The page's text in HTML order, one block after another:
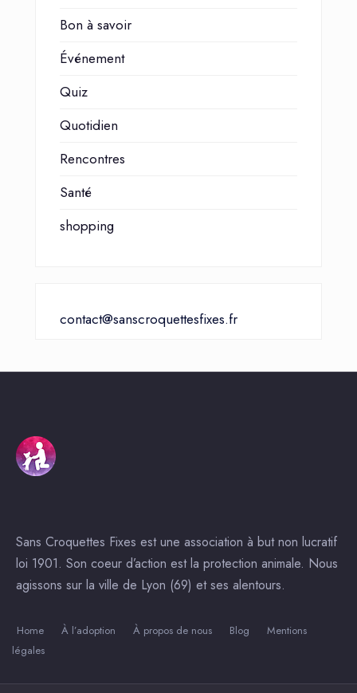
Bon à savoir
Événement
Quiz
Quotidien
Rencontres
Santé
shopping
contact@sanscroquettesfixes.fr
Sans Croquettes Fixes est une association à but non lucratif
loi 1901. Son coeur d’action est la protection animale. Nous
agissons sur la ville de Lyon (69) et ses alentours.
Home À l’adoption À propos de nous Blog
Mentions
légales